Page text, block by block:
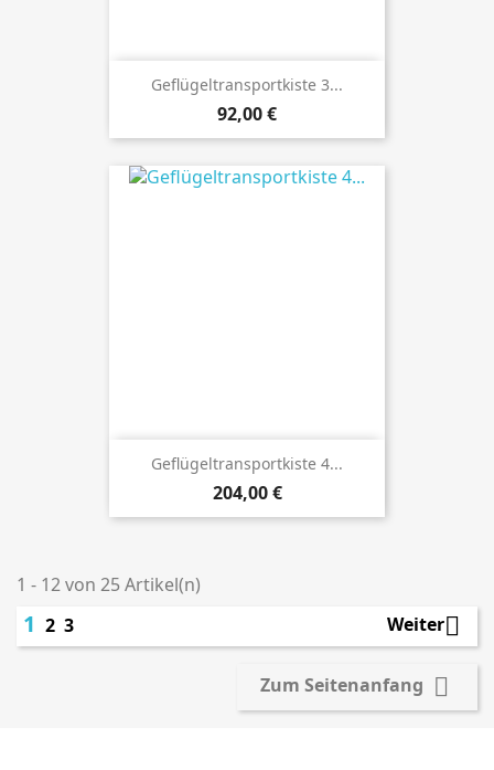
Geflügeltransportkiste 3...
Preis
92,00 €
Geflügeltransportkiste 4...
Preis
204,00 €
1 - 12 von 25 Artikel(n)
1 2 3 Weiter
Zum Seitenanfang 